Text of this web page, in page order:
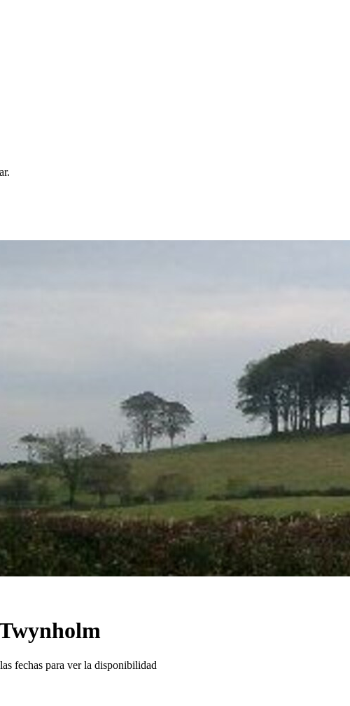
fechas para ver la disponibilidad